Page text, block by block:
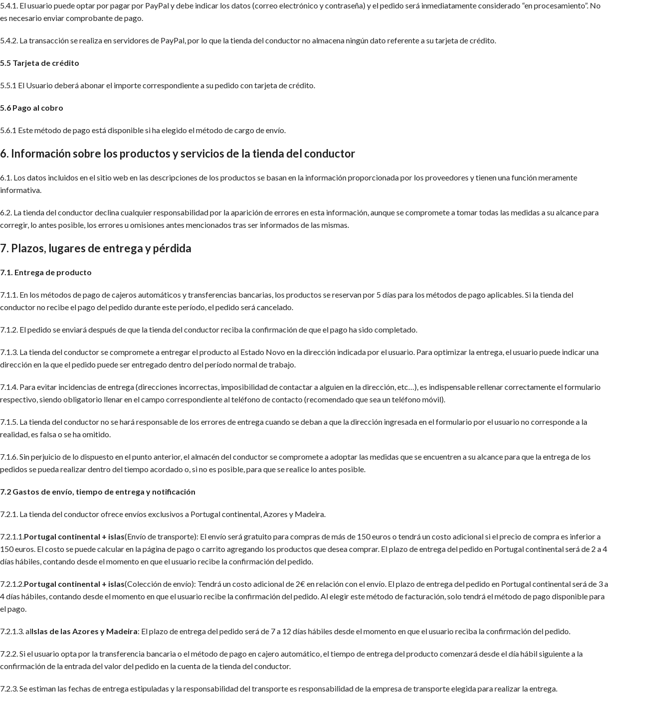
5.4.1. El usuario puede optar por pagar por PayPal y debe indicar los datos (correo electrónico y contraseña) y el pedido será inmediatamente considerado “en procesamiento”. No
es necesario enviar comprobante de pago.
5.4.2. La transacción se realiza en servidores de PayPal, por lo que la tienda del conductor no almacena ningún dato referente a su tarjeta de crédito.
5.5 Tarjeta de crédito
5.5.1 El Usuario deberá abonar el importe correspondiente a su pedido con tarjeta de crédito.
5.6 Pago al cobro
5.6.1 Este método de pago está disponible si ha elegido el método de cargo de envío.
6. Información sobre los productos y servicios de la tienda del conductor
6.1. Los datos incluidos en el sitio web en las descripciones de los productos se basan en la información proporcionada por los proveedores y tienen una función meramente
informativa.
6.2. La tienda del conductor declina cualquier responsabilidad por la aparición de errores en esta información, aunque se compromete a tomar todas las medidas a su alcance para
corregir, lo antes posible, los errores u omisiones antes mencionados tras ser informados de las mismas.
7. Plazos, lugares de entrega y pérdida
7.1. Entrega de producto
7.1.1. En los métodos de pago de cajeros automáticos y transferencias bancarias, los productos se reservan por 5 días para los métodos de pago aplicables. Si la tienda del
conductor no recibe el pago del pedido durante este período, el pedido será cancelado.
7.1.2. El pedido se enviará después de que la tienda del conductor reciba la confirmación de que el pago ha sido completado.
7.1.3. La tienda del conductor se compromete a entregar el producto al Estado Novo en la dirección indicada por el usuario. Para optimizar la entrega, el usuario puede indicar una
dirección en la que el pedido puede ser entregado dentro del período normal de trabajo.
7.1.4. Para evitar incidencias de entrega (direcciones incorrectas, imposibilidad de contactar a alguien en la dirección, etc…), es indispensable rellenar correctamente el formulario
respectivo, siendo obligatorio llenar en el campo correspondiente al teléfono de contacto (recomendado que sea un teléfono móvil).
7.1.5. La tienda del conductor no se hará responsable de los errores de entrega cuando se deban a que la dirección ingresada en el formulario por el usuario no corresponde a la
realidad, es falsa o se ha omitido.
7.1.6. Sin perjuicio de lo dispuesto en el punto anterior, el almacén del conductor se compromete a adoptar las medidas que se encuentren a su alcance para que la entrega de los
pedidos se pueda realizar dentro del tiempo acordado o, si no es posible, para que se realice lo antes posible.
7.2 Gastos de envío, tiempo de entrega y notificación
7.2.1. La tienda del conductor ofrece envíos exclusivos a Portugal continental, Azores y Madeira.
7.2.1.1.Portugal continental + islas(Envío de transporte): El envío será gratuito para compras de más de 150 euros o tendrá un costo adicional si el precio de compra es inferior a
150 euros. El costo se puede calcular en la página de pago o carrito agregando los productos que desea comprar. El plazo de entrega del pedido en Portugal continental será de 2 a 4
días hábiles, contando desde el momento en que el usuario recibe la confirmación del pedido.
7.2.1.2.Portugal continental + islas(Colección de envío): Tendrá un costo adicional de 2€ en relación con el envío. El plazo de entrega del pedido en Portugal continental será de 3 a
4 días hábiles, contando desde el momento en que el usuario recibe la confirmación del pedido. Al elegir este método de facturación, solo tendrá el método de pago disponible para
el pago.
7.2.1.3. alIslas de las Azores y Madeira: El plazo de entrega del pedido será de 7 a 12 días hábiles desde el momento en que el usuario reciba la confirmación del pedido.
7.2.2. Si el usuario opta por la transferencia bancaria o el método de pago en cajero automático, el tiempo de entrega del producto comenzará desde el día hábil siguiente a la
confirmación de la entrada del valor del pedido en la cuenta de la tienda del conductor.
7.2.3. Se estiman las fechas de entrega estipuladas y la responsabilidad del transporte es responsabilidad de la empresa de transporte elegida para realizar la entrega.